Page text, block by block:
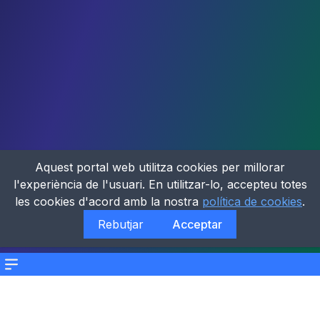
Menu
Aquest portal web utilitza cookies per millorar
l'experiència de l'usuari. En utilitzar-lo, accepteu totes
les cookies d'acord amb la nostra política de cookies.
Rebutjar
Acceptar